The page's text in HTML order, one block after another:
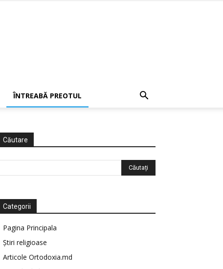
ÎNTREABĂ PREOTUL
Căutare
Categorii
Pagina Principala
Știri religioase
Articole Ortodoxia.md